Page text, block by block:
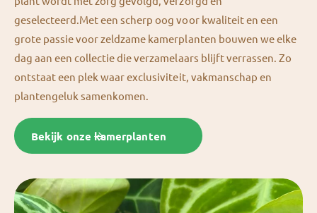
geselecteerd.Met een scherp oog voor kwaliteit en een
grote passie voor zeldzame kamerplanten bouwen we elke
dag aan een collectie die verzamelaars blijft verrassen. Zo
ontstaat een plek waar exclusiviteit, vakmanschap en
plantengeluk samenkomen.
Bekijk onze kamerplanten